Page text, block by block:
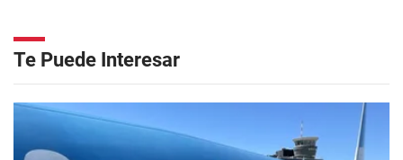
Te Puede Interesar